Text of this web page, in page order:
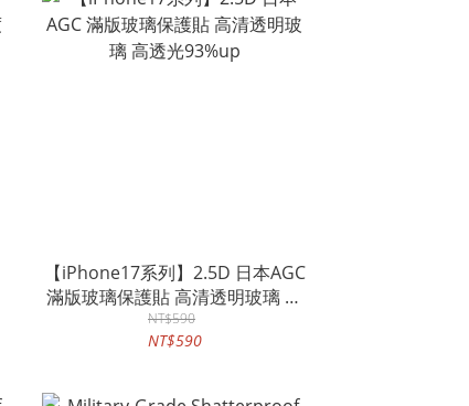
【iPhone17系列】2.5D 日本AGC
滿版玻璃保護貼 高清透明玻璃 高
透光93%up
NT$590
NT$590